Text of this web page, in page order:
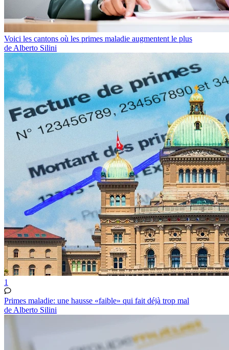
Voici les cantons où les primes maladie augmentent le plus
de Alberto Silini
1
Primes maladie: une hausse «faible» qui fait déjà trop mal
de Alberto Silini